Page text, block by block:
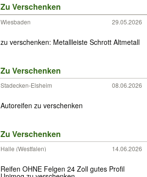
Zu Verschenken
Wiesbaden 29.05.2026
zu verschenken: Metallleiste Schrott Altmetall
Zu Verschenken
Stadecken-Elsheim 08.06.2026
Autoreifen zu verschenken
Zu Verschenken
Halle (Westfalen) 14.06.2026
Reifen OHNE Felgen 24 Zoll gutes Profil